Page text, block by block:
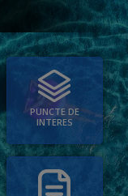
PUNCTE DE
INTERES